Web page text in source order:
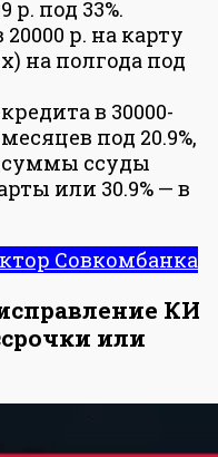
р. под 33%.
р. на карту
на полгода под
в 30000-
под 20.9%,
суммы ссуды
или 30.9% — в
Совкомбанка
КИ
или